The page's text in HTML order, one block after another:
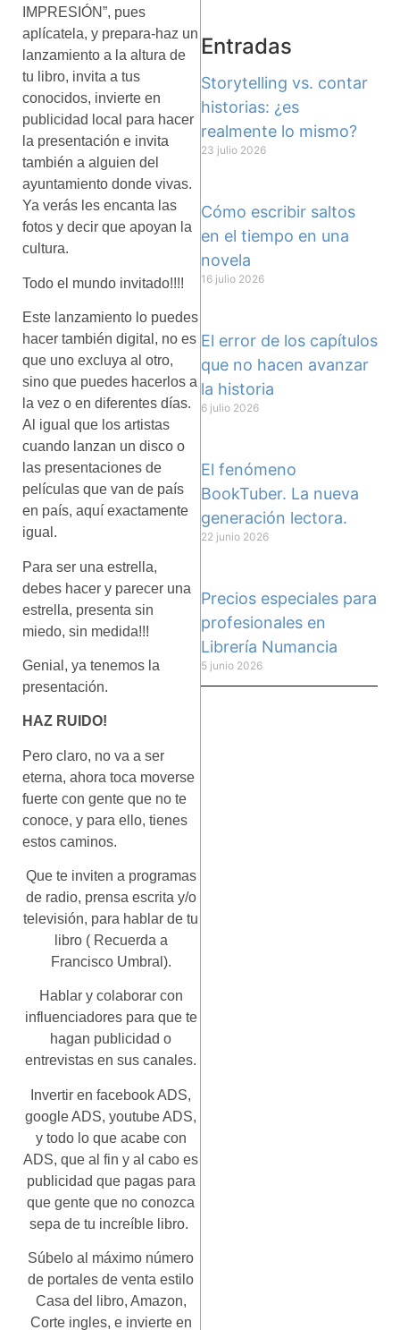
IMPRESIÓN”, pues
aplícatela, y prepara-haz un
lanzamiento a la altura de
tu libro, invita a tus
conocidos, invierte en
publicidad local para hacer
la presentación e invita
también a alguien del
ayuntamiento donde vivas.
Ya verás les encanta las
fotos y decir que apoyan la
cultura.
Todo el mundo invitado!!!!
Este lanzamiento lo puedes
hacer también digital, no es
que uno excluya al otro,
sino que puedes hacerlos a
la vez o en diferentes días.
Al igual que los artistas
cuando lanzan un disco o
las presentaciones de
películas que van de país
en país, aquí exactamente
igual.
Para ser una estrella,
debes hacer y parecer una
estrella, presenta sin
miedo, sin medida!!!
Genial, ya tenemos la
presentación.
HAZ RUIDO!
Pero claro, no va a ser
eterna, ahora toca moverse
fuerte con gente que no te
conoce, y para ello, tienes
estos caminos.
Que te inviten a programas
de radio, prensa escrita y/o
televisión, para hablar de tu
libro ( Recuerda a
Francisco Umbral).
Hablar y colaborar con
influenciadores para que te
hagan publicidad o
entrevistas en sus canales.
Invertir en facebook ADS,
google ADS, youtube ADS,
y todo lo que acabe con
ADS, que al fin y al cabo es
publicidad que pagas para
que gente que no conozca
sepa de tu increíble libro.
Súbelo al máximo número
de portales de venta estilo
Casa del libro, Amazon,
Corte ingles, e invierte en
Entradas
Storytelling vs. contar
historias: ¿es
realmente lo mismo?
23 julio 2026
Cómo escribir saltos
en el tiempo en una
novela
16 julio 2026
El error de los capítulos
que no hacen avanzar
la historia
6 julio 2026
El fenómeno
BookTuber. La nueva
generación lectora.
22 junio 2026
Precios especiales para
profesionales en
Librería Numancia
5 junio 2026